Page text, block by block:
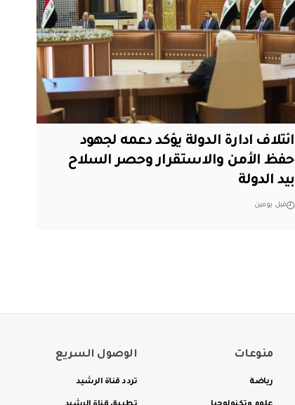
ائتلاف ادارة الدولة يؤكد دعمه لجهود
حفظ الأمن والاستقرار وحصر السلاح
بيد الدولة
قبل يومين
منوعات
رياضة
الوصول السريع
تردد قناة الرشيد